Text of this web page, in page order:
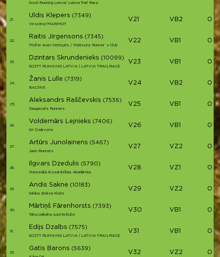
Scott Running Latvia/ Latvia Trail Race
21.
Uldis Klepers (7349)
Virsotne/MARMOT
V21 VB2
22.
Raitis Jirgensons (7345)
Moller Auto Ventspils / Matisons Runner`s Club
V22 VB1
23.
Dzintars Skrundenieks (10099)
SCOTT RUNNING LATVIA | LATVIA TRAILRACE
V23 VB1
24.
Žanis Lulle (7319)
BALTAIS
V24 VB2
25.
Aleksandrs Raščevskis (7536)
Daugavpils Runners
V25 VB1
26.
Voldemārs Lejnieks (7406)
SK Dzērvene
V26 VB1
27.
Artūrs Junolainens (5467)
Juno Runners
V27 VZ2
28.
Ilgvars Dzedulis (5790)
Nacionālā Aizsardzības Akadēmija
V28 VZ1
29.
Andis Sakne (10183)
Saldus Boksa Klubs
V29 VZ2
30.
Mārtiņš Fārenhorsts (7393)
Talsu pakalnu sporta klubs
V30 VB1
31.
Edijs Dzalbs (7575)
SCOTT RUNNING LATVIA | LATVIA TRAILRACE
V31 VB1
32.
Gatis Barons (5639)
V32 VZ2